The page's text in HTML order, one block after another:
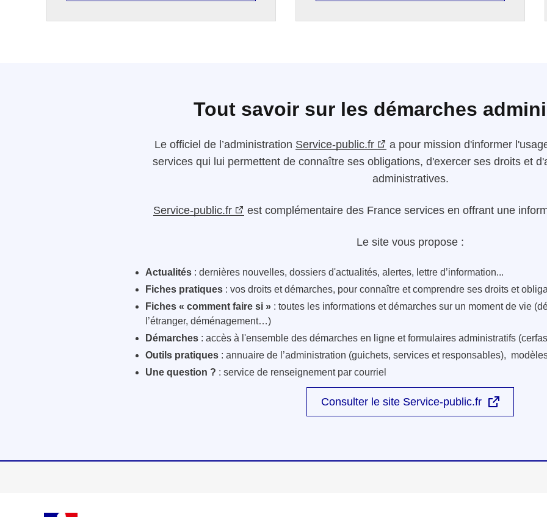
Tout savoir sur les démarches
Le officiel de l’administration Service-public.fr
a pour mission d'informer
services qui lui permettent de connaître ses obligations, d'exercer ses droits et
administratives.
Service-public.fr est complémentaire des France services en offrant une
Le site vous propose :
Actualités : dernières nouvelles, dossiers d'actualités, alertes, lettre d’information...
Fiches pratiques : vos droits et démarches, pour connaître et comprendre ses droits et
Fiches « comment faire si » : toutes les informations et démarches sur un moment de vie
l’étranger, déménagement…)
Démarches : accès à l'ensemble des démarches en ligne et formulaires administratifs
Outils pratiques : annuaire de l’administration (guichets, services et responsables),
Une question ? : service de renseignement par courriel
Consulter le site Service-public.fr